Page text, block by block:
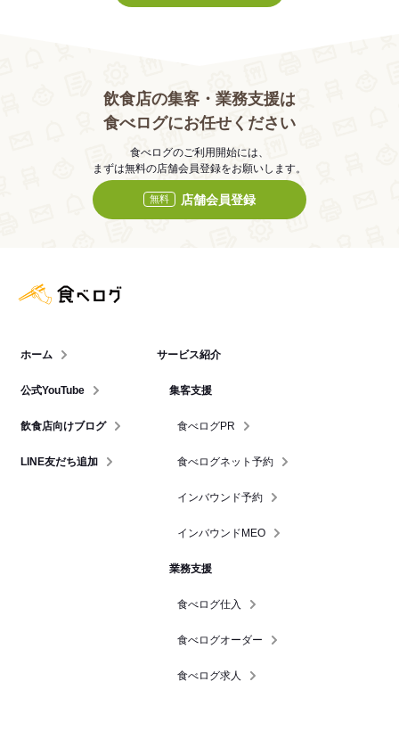
飲食店の集客・業務支援は
食べログにお任せください
食べログのご利用開始には、
まずは無料の店舗会員登録をお願いします。
無料 店舗会員登録
ホーム
公式YouTube
飲食店向けブログ
LINE友だち追加
サービス紹介
集客支援
食べログPR
食べログネット予約
インバウンド予約
インバウンドMEO
業務支援
食べログ仕入
食べログオーダー
食べログ求人